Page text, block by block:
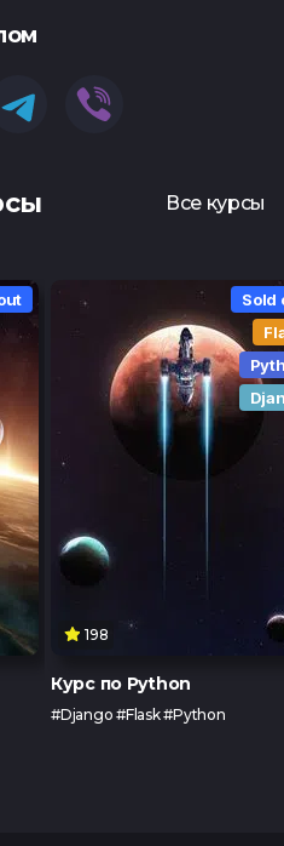
Все курсы
Sold
198
Курс по Python
#Django #Flask #Python